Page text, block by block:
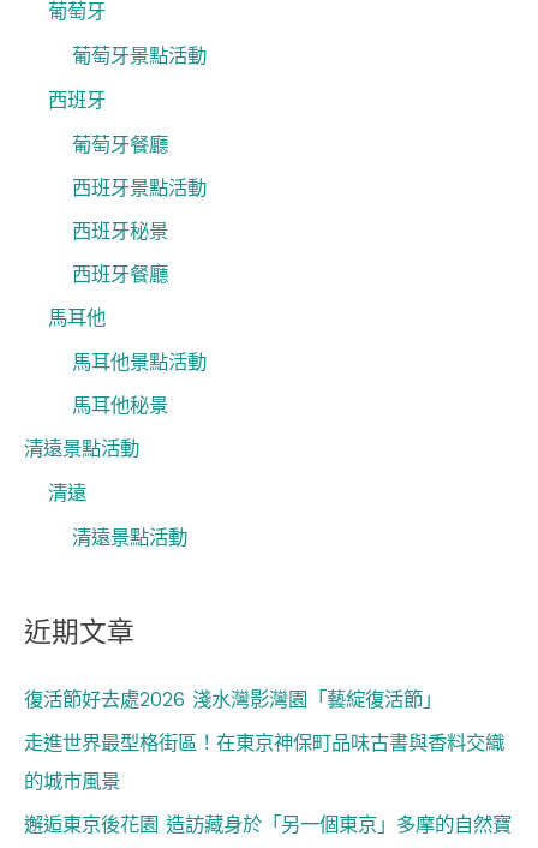
葡萄牙
葡萄牙景點活動
西班牙
葡萄牙餐廳
西班牙景點活動
西班牙秘景
西班牙餐廳
馬耳他
馬耳他景點活動
馬耳他秘景
清遠景點活動
清遠
清遠景點活動
近期文章
復活節好去處2026 淺水灣影灣園「藝綻復活節」
走進世界最型格街區！在東京神保町品味古書與香料交織
的城市風景
邂逅東京後花園 造訪藏身於「另一個東京」多摩的自然寶